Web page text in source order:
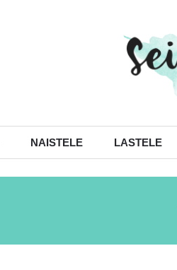
NAISTELE LASTELE